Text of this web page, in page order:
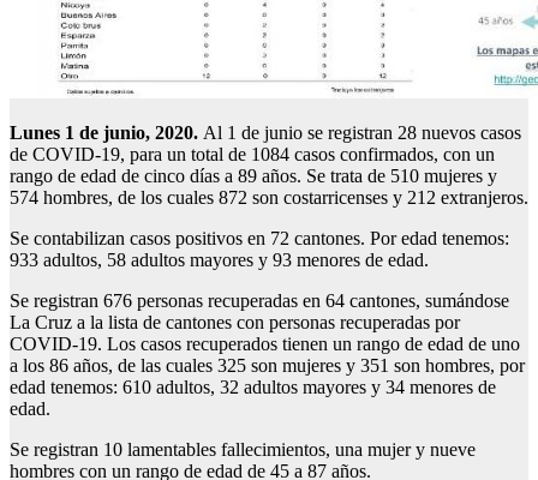
Lunes 1 de junio, 2020. Al 1 de junio se registran 28 nuevos casos
de COVID-19, para un total de 1084 casos confirmados, con un
rango de edad de cinco días a 89 años. Se trata de 510 mujeres y
574 hombres, de los cuales 872 son costarricenses y 212 extranjeros.
Se contabilizan casos positivos en 72 cantones. Por edad tenemos:
933 adultos, 58 adultos mayores y 93 menores de edad.
Se registran 676 personas recuperadas en 64 cantones, sumándose
La Cruz a la lista de cantones con personas recuperadas por
COVID-19. Los casos recuperados tienen un rango de edad de uno
a los 86 años, de las cuales 325 son mujeres y 351 son hombres, por
edad tenemos: 610 adultos, 32 adultos mayores y 34 menores de
edad.
Se registran 10 lamentables fallecimientos, una mujer y nueve
hombres con un rango de edad de 45 a 87 años.